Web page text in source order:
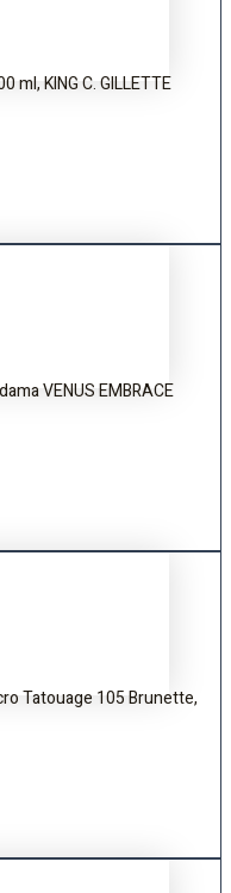
KING C. GILLETTE
VENUS EMBRACE
Tatouage 105 Brunette,